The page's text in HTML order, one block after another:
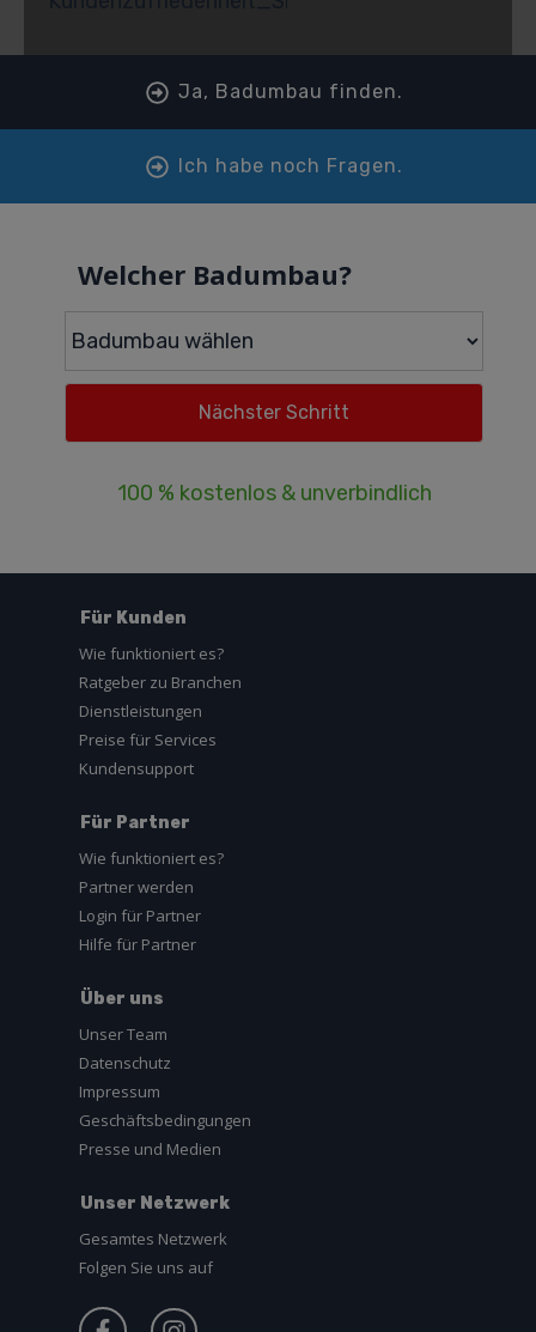
Ja, Badumbau finden.
Ich habe noch Fragen.
Welcher Badumbau?
100 % kostenlos & unverbindlich
Für Kunden
Wie funktioniert es?
Ratgeber zu Branchen
Dienstleistungen
Preise für Services
Kundensupport
Für Partner
Wie funktioniert es?
Partner werden
Login für Partner
Hilfe für Partner
Über uns
Unser Team
Datenschutz
Impressum
Geschäftsbedingungen
Presse und Medien
Unser Netzwerk
Gesamtes Netzwerk
Folgen Sie uns auf